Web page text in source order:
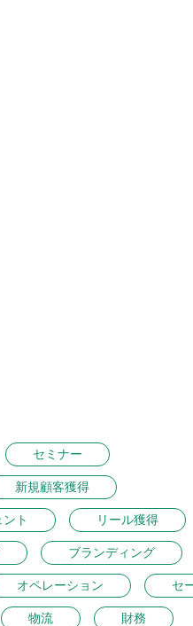
セミナー
新規顧客獲得
ト リール獲得
ブランディング
オペレーション セ
物流 財務